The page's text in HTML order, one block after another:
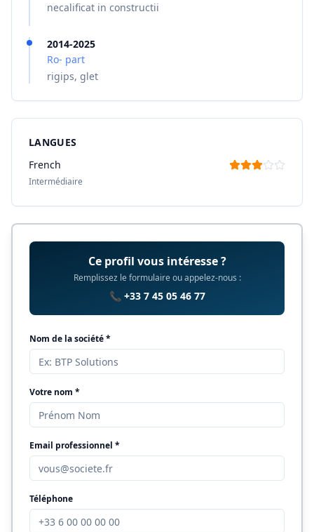
necalificat in constructii
2014-2025
Ro- part
rigips, glet
LANGUES
French
Intermédiaire
Ce profil vous intéresse ?
Remplissez le formulaire ou appelez-nous :
📞 +33 7 45 05 46 77
Nom de la société *
Votre nom *
Email professionnel *
Téléphone